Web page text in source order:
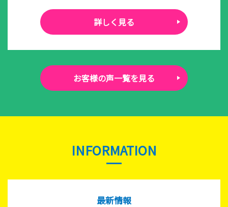
詳しく見る
お客様の声一覧を見る
INFORMATION
最新情報